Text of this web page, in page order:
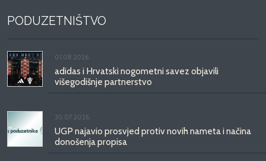
PODUZETNIŠTVO
01.08.2026.
adidas i Hrvatski nogometni savez objavili
višegodišnje partnerstvo
30.07.2026.
UGP najavio prosvjed protiv novih nameta i načina
donošenja propisa